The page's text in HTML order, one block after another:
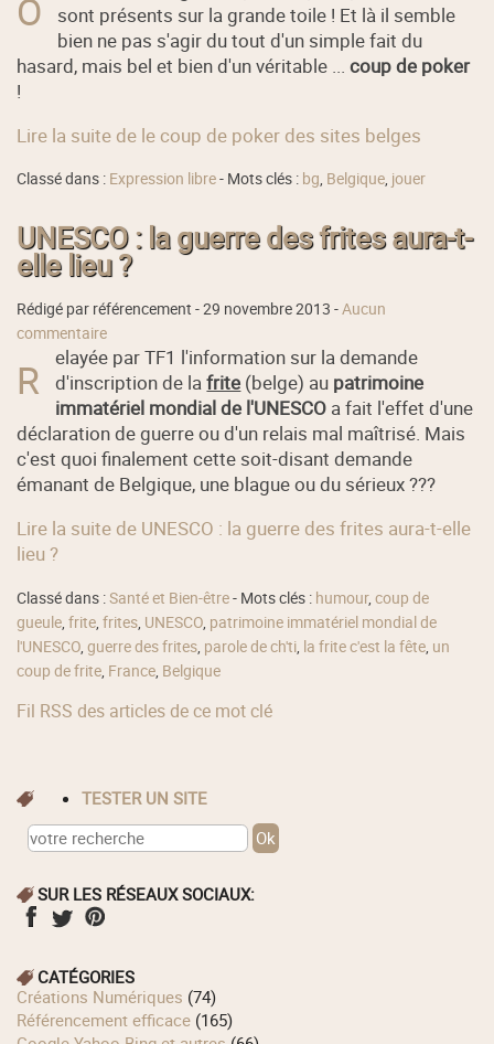
O
sont présents sur la grande toile ! Et là il semble
bien ne pas s'agir du tout d'un simple fait du
hasard, mais bel et bien d'un véritable ...coup de poker
!
Lire la suite de le coup de poker des sites belges
Classé dans : Expression libre- Mots clés : bg, Belgique, jouer
UNESCO : la guerre des frites aura-t-
elle lieu ?
Rédigé par référencement -29 novembre 2013 -Aucun
commentaire
R
elayée par TF1 l'information sur la demande
d'inscription de lafrite (belge) au patrimoine
immatériel mondial de l'UNESCO a fait l'effet d'une
déclaration de guerre ou d'un relais mal maîtrisé. Mais
c'est quoi finalement cette soit-disant demande
émanant de Belgique, une blague ou du sérieux ???
Lire la suite de UNESCO : la guerre des frites aura-t-elle
lieu ?
Classé dans :Santé et Bien-être- Mots clés : humour,coup de
gueule ,frite ,frites UNESCO patrimoine immatériel mondial de
l'UNESCO ,guerre des frites parole de ch'ti la frite c'est la fête un
coup de frite France Belgique
Fil RSS des articles de ce mot clé
TESTER UN SITE
SUR LES RÉSEAUX SOCIAUX:
CATÉGORIES
Créations Numériques (74)
Référencement efficace (165)